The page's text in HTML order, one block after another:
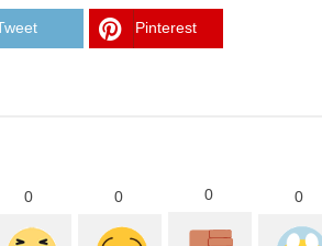
Pinterest
0 0 0 0